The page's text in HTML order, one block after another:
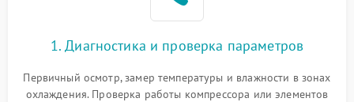
1. Диагностика и проверка параметров
Первичный осмотр, замер температуры и влажности в зонах
охлаждения. Проверка работы компрессора или элементов